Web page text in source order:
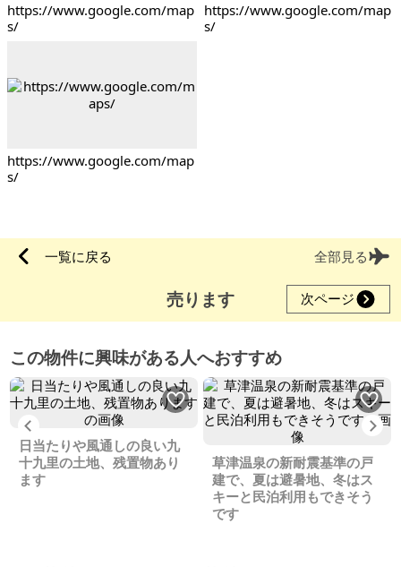
https://www.google.com/map
s/
https://www.google.com/map
s/
https://www.google.com/map
s/
一覧に戻る 全部見る
売ります 次ページ
この物件に興味がある人へおすすめ
Previous
日当たりや風通しの良い九
十九里の土地、残置物あり
ます
草津温泉の新耐震基準の戸
建で、夏は避暑地、冬はス
キーと民泊利用もできそう
です